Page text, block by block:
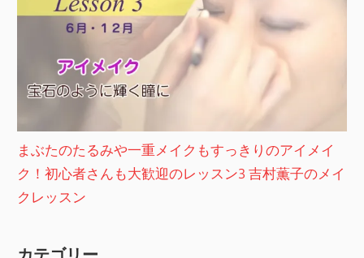
まぶたのたるみや一重メイクもすっきりのアイメイ
ク！初心者さんも大歓迎のレッスン3 吉村薫子のメイ
クレッスン